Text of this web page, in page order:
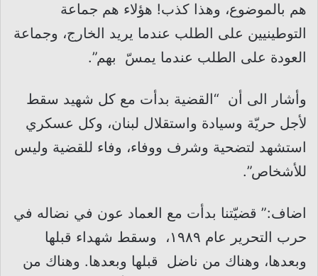
هم بالموضوع، وهذا كذب! هؤلاء هم جماعة
التوطينيين على الطلب عندما يريد الخارج، وجماعة
العودة على الطلب عندما يمسّ بهم”.
وأشار الى أن “القضية بدأت مع كل شهيد سقط
لأجل حريّة وسيادة واستقلال لبنان، وكل عسكري
استشهد لتضحية وشرف ووفاء، وفاء للقضية وليس
للأشخاص”.
اضاف:” قضيّتنا بدأت مع العماد عون في نضاله في
حرب التحرير عام ١٩٨٩، وسقط شهداء قبلها
وبعدها، وهناك من ناضل قبلها وبعدها. وهناك من